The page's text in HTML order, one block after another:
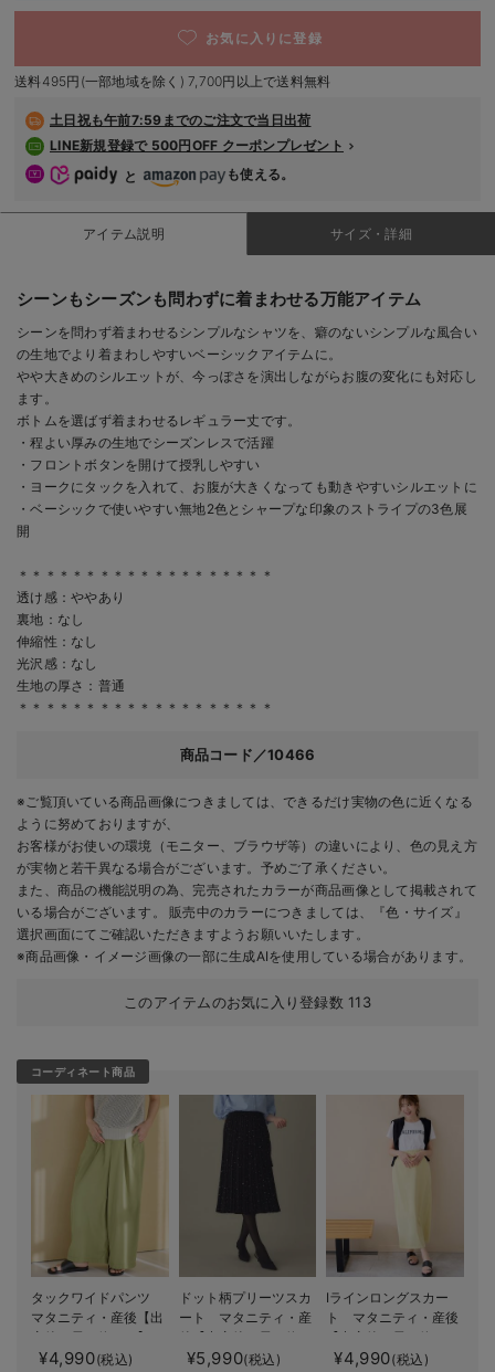
デロンギ
入院準備の持ち物チェック
お気に入りに登録
送料495円(一部地域を除く) 7,700円以上で送料無料
土日祝も午前7:59までのご注文で当日出荷
LINE新規登録で 500円OFF クーポンプレゼント
と
も使える。
アイテム説明 サイズ・詳細
シーンもシーズンも問わずに着まわせる万能アイテム
シーンを問わず着まわせるシンプルなシャツを、癖のないシンプルな風合い
の生地でより着まわしやすいベーシックアイテムに。
やや大きめのシルエットが、今っぽさを演出しながらお腹の変化にも対応し
ます。
ボトムを選ばず着まわせるレギュラー丈です。
・程よい厚みの生地でシーズンレスで活躍
・フロントボタンを開けて授乳しやすい
・ヨークにタックを入れて、お腹が大きくなっても動きやすいシルエットに
・ベーシックで使いやすい無地2色とシャープな印象のストライプの3色展
開
＊＊＊＊＊＊＊＊＊＊＊＊＊＊＊＊＊＊＊
透け感：ややあり
裏地：なし
伸縮性：なし
光沢感：なし
生地の厚さ：普通
＊＊＊＊＊＊＊＊＊＊＊＊＊＊＊＊＊＊＊
商品コード／10466
※ご覧頂いている商品画像につきましては、できるだけ実物の色に近くなる
ように努めておりますが、
お客様がお使いの環境（モニター、ブラウザ等）の違いにより、色の見え方
が実物と若干異なる場合がございます。予めご了承ください。
また、商品の機能説明の為、完売されたカラーが商品画像として掲載されて
いる場合がございます。 販売中のカラーにつきましては、『色・サイズ』
選択画面にてご確認いただきますようお願いいたします。
※商品画像・イメージ画像の一部に生成AIを使用している場合があります。
このアイテムのお気に入り登録数 113
コーディネート商品
タックワイドパンツ
マタニティ・産後【出
産後も長く使える】
¥4,990(税込)
ドット柄プリーツスカ
ート マタニティ・産
後【出産後も長く使え
る】
¥5,990(税込)
Iラインロングスカー
ト マタニティ・産後
【出産後も長く使え
る】
¥4,990(税込)